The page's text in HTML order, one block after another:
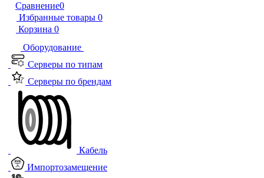
Сравнение0
Избранные товары 0
Корзина 0
Оборудование
Серверы по типам
Серверы по брендам
Кабель
Импортозамещение